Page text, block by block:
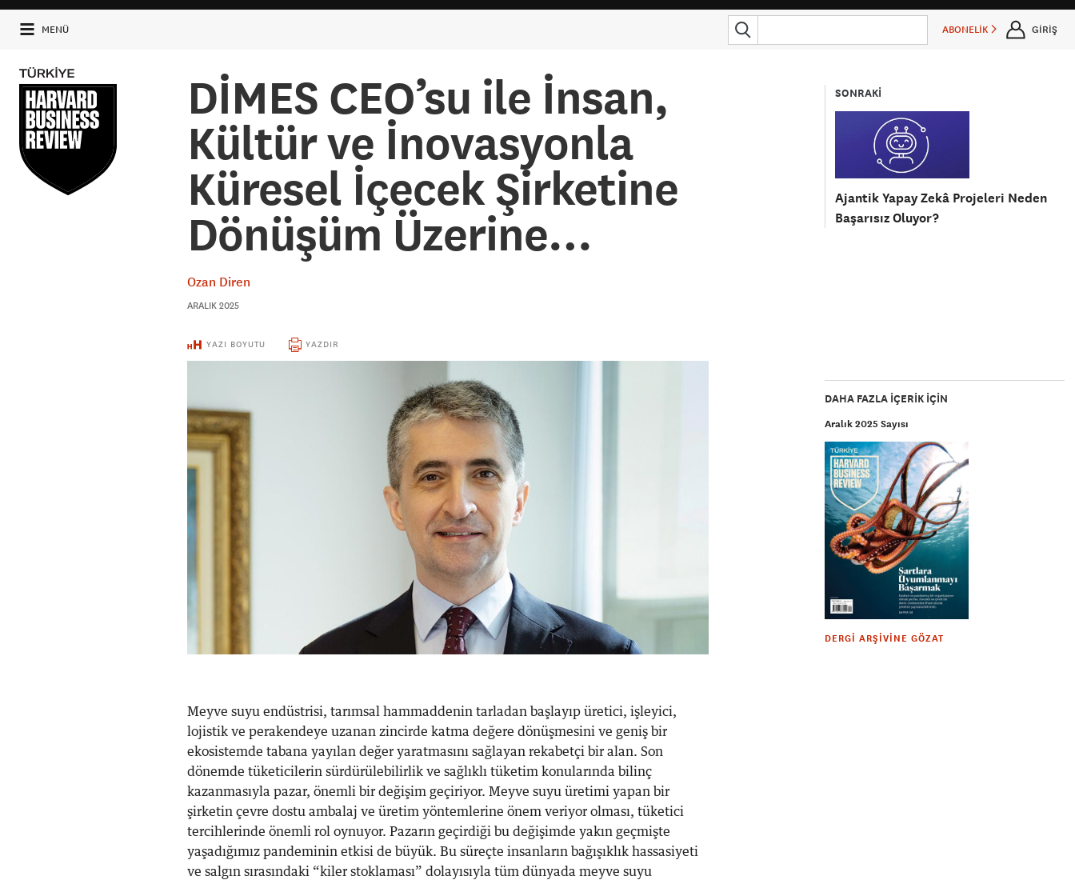
MENÜ ABONELİK GİRİŞ
SONRAKİ
Ajantik Yapay Zekâ Projeleri Neden
Başarısız Oluyor?
DİMES CEO’su ile İnsan,
Kültür ve İnovasyonla
Küresel İçecek Şirketine
Dönüşüm Üzerine…
Ozan Diren
ARALIK 2025
YAZI BOYUTU YAZDIR
DAHA FAZLA IÇERIK IÇIN
Aralık 2025 Sayısı
DERGI ARŞIVINE GÖZAT
Meyve suyu endüstrisi, tarımsal hammaddenin tarladan başlayıp üretici, işleyici,
lojistik ve perakendeye uzanan zincirde katma değere dönüşmesini ve geniş bir
ekosistemde tabana yayılan değer yaratmasını sağlayan rekabetçi bir alan. Son
dönemde tüketicilerin sürdürülebilirlik ve sağlıklı tüketim konularında bilinç
kazanmasıyla pazar, önemli bir değişim geçiriyor. Meyve suyu üretimi yapan bir
şirketin çevre dostu ambalaj ve üretim yöntemlerine önem veriyor olması, tüketici
tercihlerinde önemli rol oynuyor. Pazarın geçirdiği bu değişimde yakın geçmişte
yaşadığımız pandeminin etkisi de büyük. Bu süreçte insanların bağışıklık hassasiyeti
ve salgın sırasındaki “kiler stoklaması” dolayısıyla tüm dünyada meyve suyu